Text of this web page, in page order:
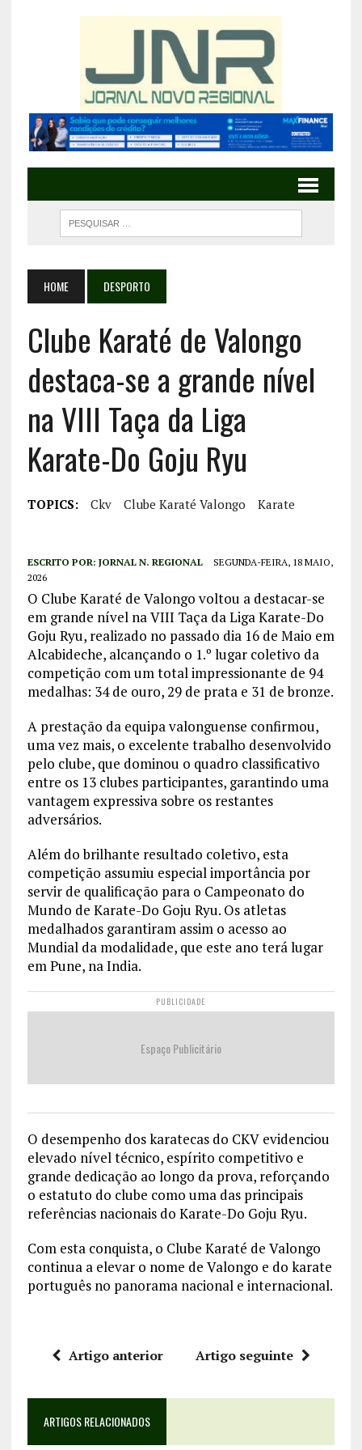
HOME DESPORTO
Clube Karaté de Valongo
destaca-se a grande nível
na VIII Taça da Liga
Karate-Do Goju Ryu
TOPICS: Ckv Clube Karaté Valongo Karate
ESCRITO POR: JORNAL N. REGIONAL
SEGUNDA-FEIRA, 18 MAIO,
2026
O Clube Karaté de Valongo voltou a destacar-se
em grande nível na VIII Taça da Liga Karate-Do
Goju Ryu, realizado no passado dia 16 de Maio em
Alcabideche, alcançando o 1.º lugar coletivo da
competição com um total impressionante de 94
medalhas: 34 de ouro, 29 de prata e 31 de bronze.
A prestação da equipa valonguense confirmou,
uma vez mais, o excelente trabalho desenvolvido
pelo clube, que dominou o quadro classificativo
entre os 13 clubes participantes, garantindo uma
vantagem expressiva sobre os restantes
adversários.
Além do brilhante resultado coletivo, esta
competição assumiu especial importância por
servir de qualificação para o Campeonato do
Mundo de Karate-Do Goju Ryu. Os atletas
medalhados garantiram assim o acesso ao
Mundial da modalidade, que este ano terá lugar
em Pune, na India.
PUBLICIDADE
Espaço Publicitário
O desempenho dos karatecas do CKV evidenciou
elevado nível técnico, espírito competitivo e
grande dedicação ao longo da prova, reforçando
o estatuto do clube como uma das principais
referências nacionais do Karate-Do Goju Ryu.
Com esta conquista, o Clube Karaté de Valongo
continua a elevar o nome de Valongo e do karate
português no panorama nacional e internacional.
Artigo anterior Artigo seguinte
ARTIGOS RELACIONADOS